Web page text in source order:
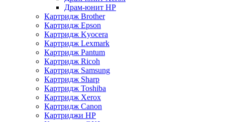
Драм-юнит НР
Картридж Brother
Картридж Epson
Картридж Kyocera
Картридж Lexmark
Картридж Pantum
Картридж Ricoh
Картридж Samsung
Картридж Sharp
Картридж Toshiba
Картридж Xerox
Картридж Сanon
Картриджи HP